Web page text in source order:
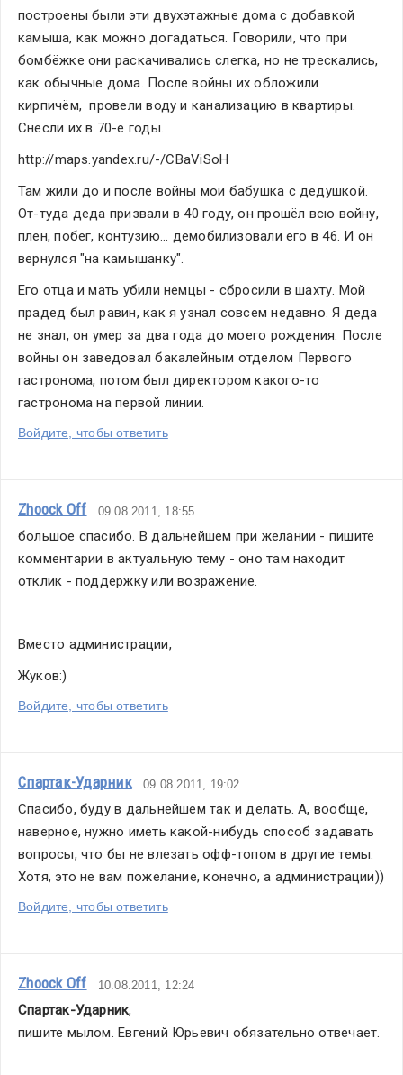
построены были эти двухэтажные дома с добавкой
камыша, как можно догадаться. Говорили, что при
бомбёжке они раскачивались слегка, но не трескались,
как обычные дома. После войны их обложили
кирпичём,  провели воду и канализацию в квартиры.
Снесли их в 70-е годы.
http://maps.yandex.ru/-/CBaViSoH
Там жили до и после войны мои бабушка с дедушкой.
От-туда деда призвали в 40 году, он прошёл всю войну,
плен, побег, контузию... демобилизовали его в 46. И он
вернулся "на камышанку".
Его отца и мать убили немцы - сбросили в шахту. Мой
прадед был равин, как я узнал совсем недавно. Я деда
не знал, он умер за два года до моего рождения. После
войны он заведовал бакалейным отделом Первого
гастронома, потом был директором какого-то
гастронома на первой линии.
Войдите, чтобы ответить
Zhoock Off 09.08.2011, 18:55
большое спасибо. В дальнейшем при желании - пишите
комментарии в актуальную тему - оно там находит
отклик - поддержку или возражение.
Вместо администрации,
Жуков:)
Войдите, чтобы ответить
Спартак-Ударник 09.08.2011, 19:02
Спасибо, буду в дальнейшем так и делать. А, вообще,
наверное, нужно иметь какой-нибудь способ задавать
вопросы, что бы не влезать офф-топом в другие темы.
Хотя, это не вам пожелание, конечно, а администрации))
Войдите, чтобы ответить
Zhoock Off 10.08.2011, 12:24
Спартак-Ударник,
пишите мылом. Евгений Юрьевич обязательно отвечает.